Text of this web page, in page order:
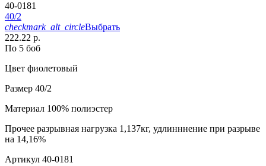
40-0181
40/2
checkmark_alt_circleВыбрать
222.22 р.
По 5 боб
Цвет фиолетовый
Размер 40/2
Материал 100% полиэстер
Прочее разрывная нагрузка 1,137кг, удлинннение при разрыве
на 14,16%
Артикул 40-0181